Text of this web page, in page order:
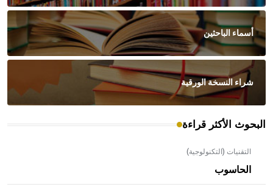
أسماء الباحثين
شراء النسخة الورقية
البحوث الأكثر قراءة
التقنيات (التكنولوجية)
الحاسوب